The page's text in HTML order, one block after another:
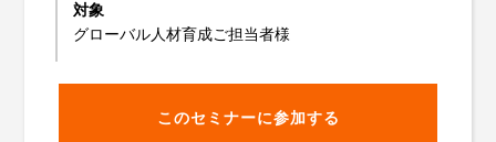
対象
グローバル人材育成ご担当者様
このセミナーに参加する